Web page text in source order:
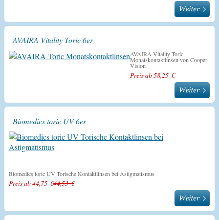
AVAIRA Vitality Toric 6er
AVAIRA Vitality Toric
Monatskontaktlinsen von Cooper
Vision
Preis ab 58,25 €
Biomedics toric UV 6er
Biomedics toric UV Torische Kontaktlinsen bei Astigmatismus
Preis ab 44,75 €44,53 €